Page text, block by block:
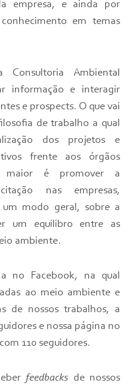
empresa, e ainda por
em temas
Ambiental
informação e interagir
e prospects. O que vai
de trabalho a qual
dos projetos e
frente aos órgãos
maior é promover a
nas empresas,
modo geral, sobre a
um equilibro entre as
ambiente.
no Facebook, na qual
ao meio ambiente e
de nossos trabalhos, a
e nossa página no
110 seguidores.
feedbacks de nossos